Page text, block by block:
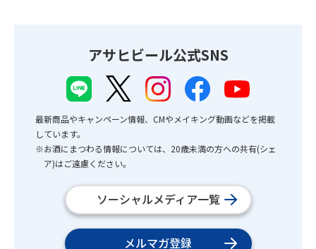
アサヒビール公式SNS
最新商品やキャンペーン情報、CMやメイキング動画などを掲載
しています。
※お酒にまつわる情報については、20歳未満の方への共有(シェ
ア)はご遠慮ください。
ソーシャルメディア一覧
メルマガ登録